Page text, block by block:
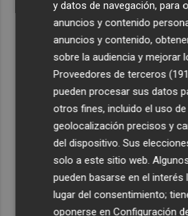
y datos de navegación, para
anuncios y contenido
anuncios y contenido,
sobre la audiencia y mejorar
Proveedores de terceros
pueden procesar sus datos
otros fines, incluido el uso
geolocalización precisos y
del dispositivo. Sus
solo a este sitio web.
pueden basarse en el interés
lugar del consentimiento;
oponerse enConfiguración